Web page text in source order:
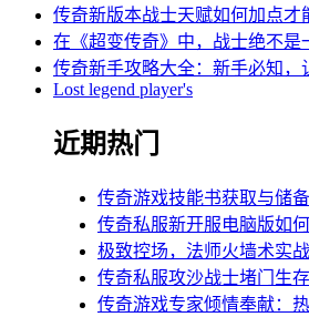
传奇新版本战士天赋如何加点才
在《超变传奇》中，战士绝不是
传奇新手攻略大全：新手必知，
Lost legend player's
近期热门
传奇游戏技能书获取与储
传奇私服新开服电脑版如
极致控场，法师火墙术实
传奇私服攻沙战士堵门生
传奇游戏专家倾情奉献：